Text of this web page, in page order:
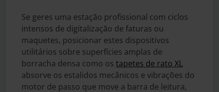
Se geres uma estação profissional com ciclos
intensos de digitalização de faturas ou
maquetes, posicionar estes dispositivos
utilitários sobre superfícies amplas de
borracha densa como os tapetes de rato XL
absorve os estalidos mecânicos e vibrações do
motor de passo que move a barra de leitura,